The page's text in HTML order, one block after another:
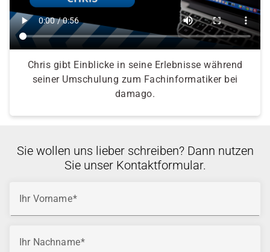
Chris gibt Einblicke in seine Erlebnisse während
seiner Umschulung zum Fachinformatiker bei
damago.
Sie wollen uns lieber schreiben? Dann nutzen
Sie unser Kontaktformular.
Ihr Vorname
Ihr Nachname